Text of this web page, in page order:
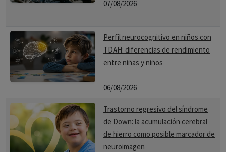
07/08/2026
Perfil neurocognitivo en niños con
TDAH: diferencias de rendimiento
entre niñas y niños
06/08/2026
Trastorno regresivo del síndrome
de Down: la acumulación cerebral
de hierro como posible marcador de
neuroimagen